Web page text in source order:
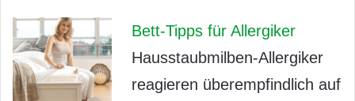
Bett-Tipps für Allergiker
Hausstaubmilben-Allergiker
reagieren überempfindlich auf